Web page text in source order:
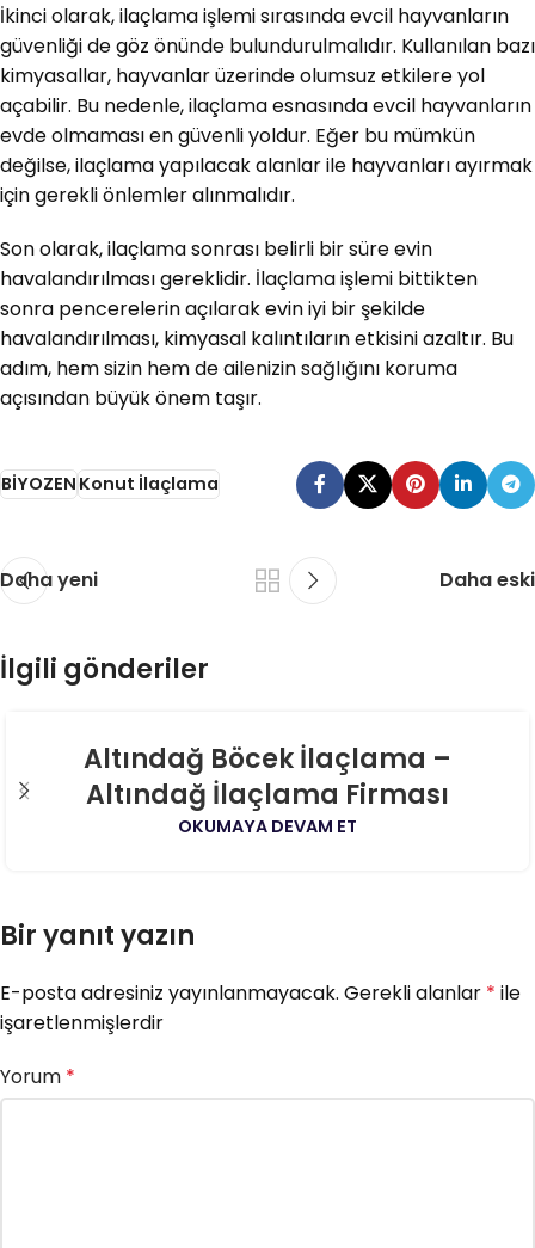
İkinci olarak, ilaçlama işlemi sırasında evcil hayvanların
güvenliği de göz önünde bulundurulmalıdır. Kullanılan bazı
kimyasallar, hayvanlar üzerinde olumsuz etkilere yol
açabilir. Bu nedenle, ilaçlama esnasında evcil hayvanların
evde olmaması en güvenli yoldur. Eğer bu mümkün
değilse, ilaçlama yapılacak alanlar ile hayvanları ayırmak
için gerekli önlemler alınmalıdır.
Son olarak, ilaçlama sonrası belirli bir süre evin
havalandırılması gereklidir. İlaçlama işlemi bittikten
sonra pencerelerin açılarak evin iyi bir şekilde
havalandırılması, kimyasal kalıntıların etkisini azaltır. Bu
adım, hem sizin hem de ailenizin sağlığını koruma
açısından büyük önem taşır.
BİYOZENKonut İlaçlama
Daha yeni Daha eski
İlgili gönderiler
Altındağ Böcek İlaçlama –
Altındağ İlaçlama Firması
OKUMAYA DEVAM ET
Bir yanıt yazın
E-posta adresiniz yayınlanmayacak. Gerekli alanlar * ile
işaretlenmişlerdir
Yorum *